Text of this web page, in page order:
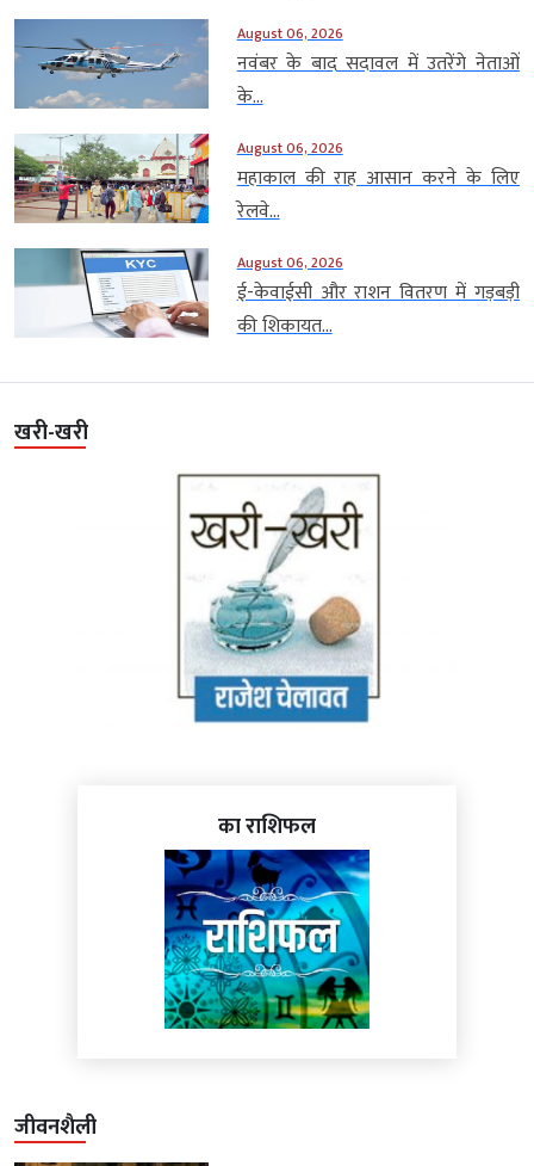
August 06, 2026
नवंबर के बाद सदावल में उतरेंगे नेताओं
के...
August 06, 2026
महाकाल की राह आसान करने के लिए
रेलवे...
August 06, 2026
ई-केवाईसी और राशन वितरण में गड़बड़ी
की शिकायत...
खरी-खरी
का राशिफल
जीवनशैली